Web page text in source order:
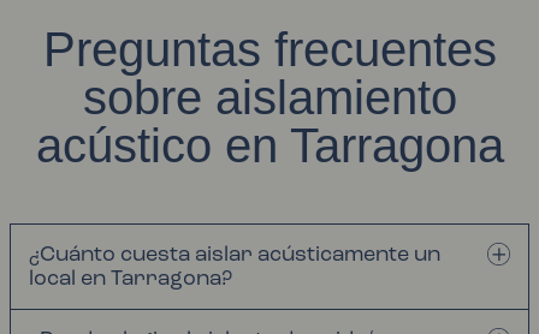
Preguntas frecuentes
sobre aislamiento
acústico en Tarragona
¿Cuánto cuesta aislar acústicamente un
local en Tarragona?